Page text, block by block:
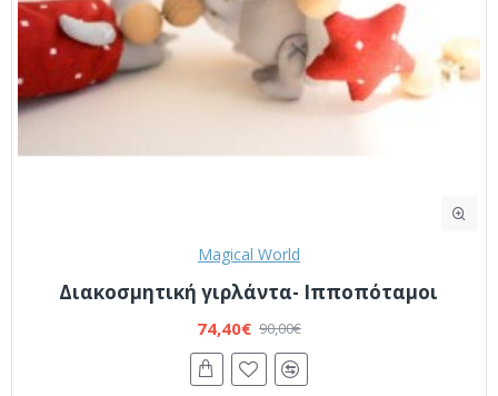
Magical World
Διακοσμητική γιρλάντα- Ιπποπόταμοι
74,40€ 90,00€